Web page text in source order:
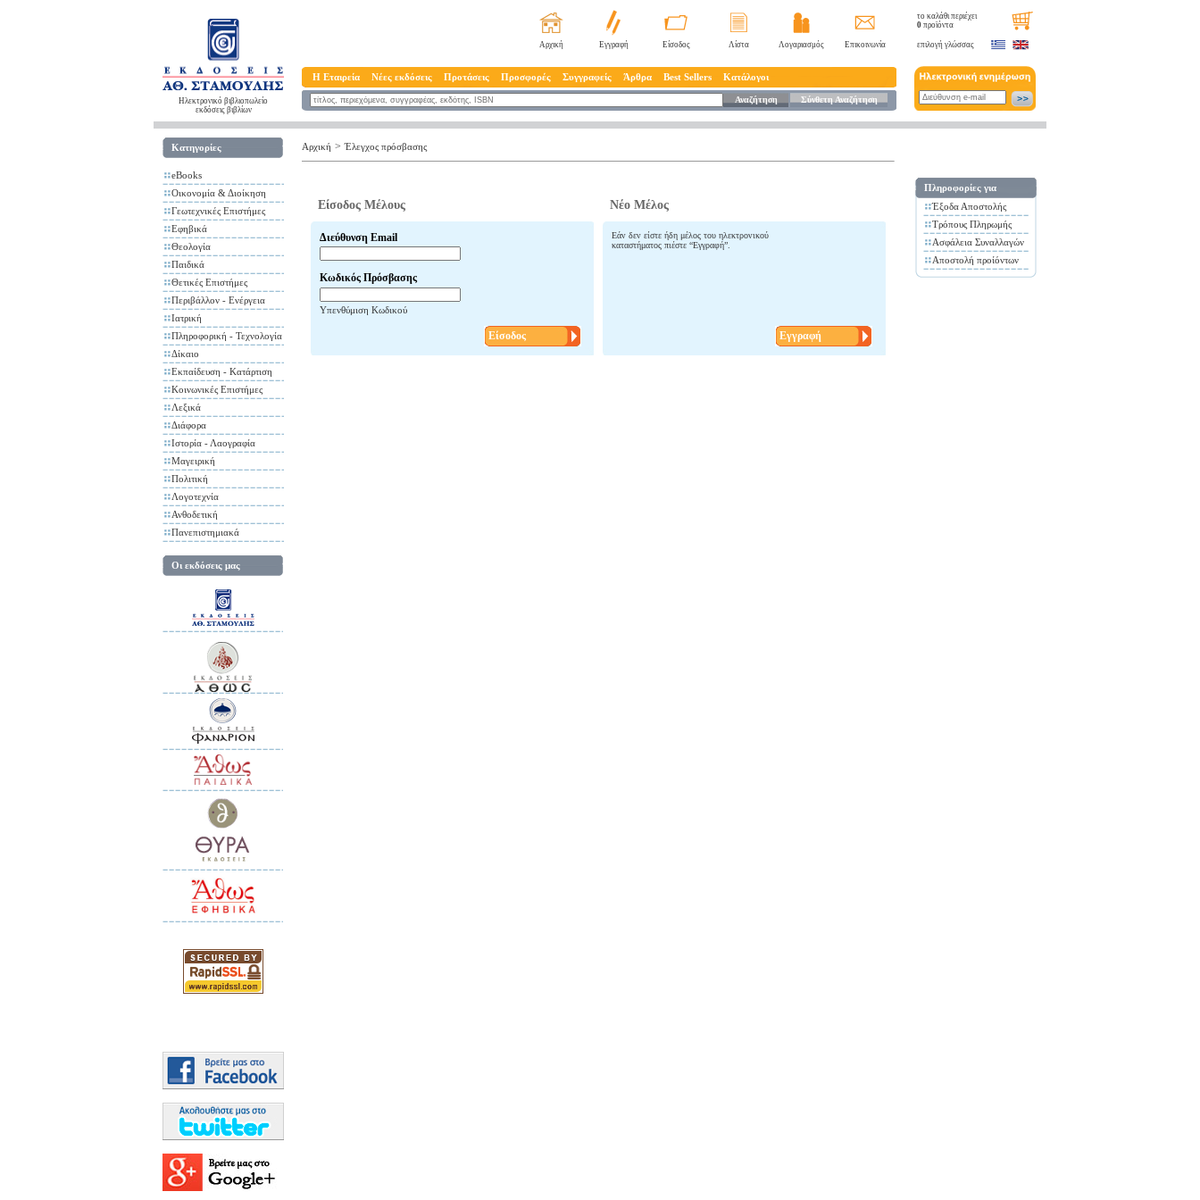
Ηλεκτρονικό βιβλιοπωλείο
εκδόσεις βιβλίων
Αρχική Εγγραφή Είσοδος Λίστα Λογαριασμός Επικοινωνία
Η Εταιρεία Νέες εκδόσεις Προτάσεις Προσφορές Συγγραφείς Άρθρα Best Sellers Κατάλογοι
Αναζήτηση Σύνθετη Αναζήτηση
το καλάθι περιέχει
0 προϊόντα
επιλογή γλώσσας
Κατηγορίες
eBooks
Οικονομία & Διοίκηση
Γεωτεχνικές Επιστήμες
Εφηβικά
Θεολογία
Παιδικά
Θετικές Επιστήμες
Περιβάλλον - Ενέργεια
Ιατρική
Πληροφορική - Τεχνολογία
Δίκαιο
Εκπαίδευση - Κατάρτιση
Κοινωνικές Επιστήμες
Λεξικά
Διάφορα
Ιστορία - Λαογραφία
Μαγειρική
Πολιτική
Λογοτεχνία
Ανθοδετική
Πανεπιστημιακά
Οι εκδόσεις μας
Αρχική > Έλεγχος πρόσβασης
Είσοδος Μέλους Νέο Μέλος
Διεύθυνση Email
Κωδικός Πρόσβασης
Υπενθύμιση Κωδικού
Είσοδος
Εάν δεν είστε ήδη μέλος του ηλεκτρονικού
καταστήματος πιέστε “Εγγραφή”.
Εγγραφή
Πληροφορίες για
Έξοδα Αποστολής
Τρόπους Πληρωμής
Ασφάλεια Συναλλαγών
Αποστολή προίόντων